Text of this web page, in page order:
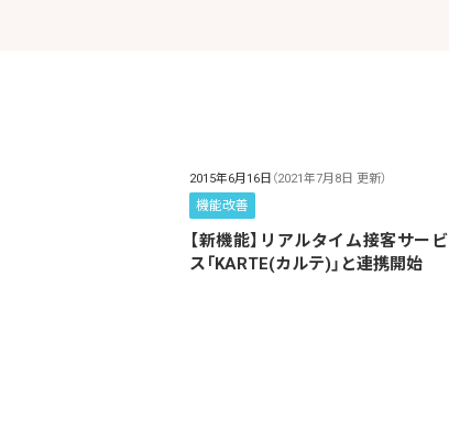
2015年6月16日 （2021年7月8日 更新）
機能改善
【新機能】リアルタイム接客サービ
ス「KARTE(カルテ)」と連携開始